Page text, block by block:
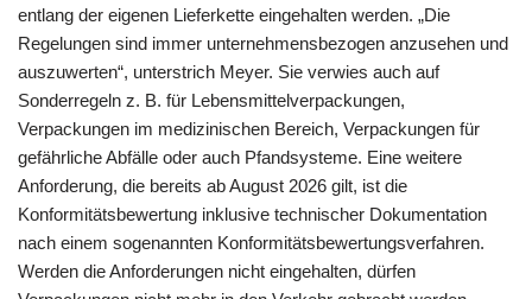
entlang der eigenen Lieferkette eingehalten werden. „Die
Regelungen sind immer unternehmensbezogen anzusehen und
auszuwerten“, unterstrich Meyer. Sie verwies auch auf
Sonderregeln z. B. für Lebensmittelverpackungen,
Verpackungen im medizinischen Bereich, Verpackungen für
gefährliche Abfälle oder auch Pfandsysteme. Eine weitere
Anforderung, die bereits ab August 2026 gilt, ist die
Konformitätsbewertung inklusive technischer Dokumentation
nach einem sogenannten Konformitätsbewertungsverfahren.
Werden die Anforderungen nicht eingehalten, dürfen